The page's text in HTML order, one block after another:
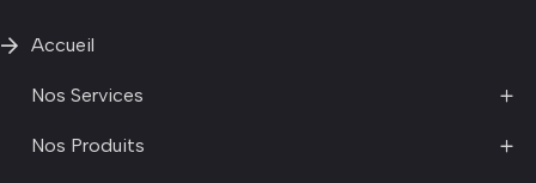
Accueil
Nos Services
Nos Produits